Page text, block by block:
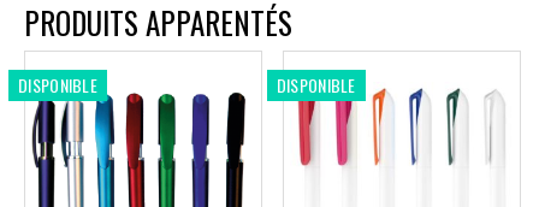
PRODUITS APPARENTÉS
DISPONIBLE DISPONIBLE